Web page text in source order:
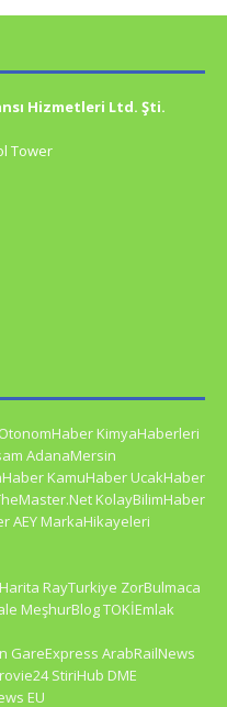
Hizmetleri Ltd. Şti.
Tower
OtonomHaber KimyaHaberleri
AdanaMersin
KamuHaber UcakHaber
KolayBilimHaber
AEY MarkaHikayeleri
RayTurkiye ZorBulmaca
MeşhurBlogTOKİEmlak
GareExpress ArabRailNews
StiriHub DME
EU